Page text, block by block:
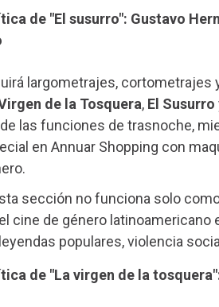
de "El susurro": Gustavo
largometrajes,
de la Tosquera, El Susurro
las funciones de trasnoche,
en Annuar Shopping con
sección no funciona solo
cine de género
populares, violencia
de "La virgen de la